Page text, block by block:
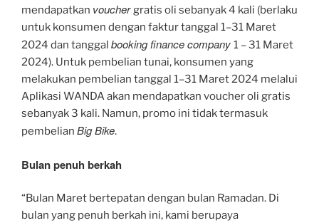
mendapatkan vouchergratis oli sebanyak 4 kali (berlaku
untuk konsumen dengan faktur tanggal 1–31 Maret
2024 dan tanggal booking finance company 1 – 31 Maret
2024). Untuk pembelian tunai, konsumen yang
melakukan pembelian tanggal 1–31 Maret 2024 melalui
Aplikasi WANDA akan mendapatkan voucher oli gratis
sebanyak 3 kali. Namun, promo ini tidak termasuk
pembelian Big Bike.
Bulan penuh berkah
“Bulan Maret bertepatan dengan bulan Ramadan. Di
bulan yang penuh berkah ini, kami berupaya